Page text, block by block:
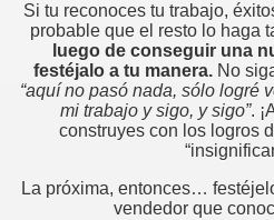
Si tu reconoces tu trabajo,
probable que el resto lo haga
luego de conseguir una
festéjalo a tu manera.No
“aquí no pasó nada, sólo logré
mi trabajo y sigo, y sigo”.
construyes con los logros
La próxima, entonces…
vendedor que
de otros
ventas